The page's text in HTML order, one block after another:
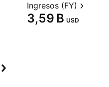
Ingresos (FY)
‪3,59 B‬ USD